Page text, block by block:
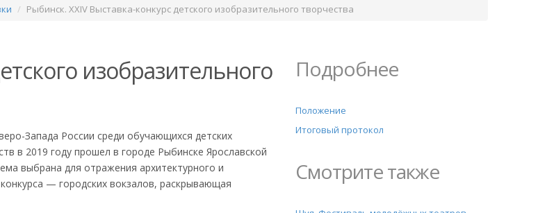
Рыбинск. XXIV Выставка-конкурс детского изобразительного творчества
изобразительного
Запада России среди обучающихся детских
в 2019 году прошел в городе Рыбинске Ярославской
выбрана для отражения архитектурного и
— городских вокзалов, раскрывающая
Подробнее
Положение
Итоговый протокол
Смотрите также